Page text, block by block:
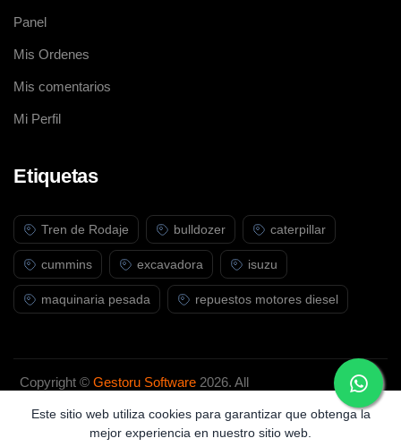
Panel
Mis Ordenes
Mis comentarios
Mi Perfil
Etiquetas
Tren de Rodaje bulldozer caterpillar
cummins excavadora isuzu
maquinaria pesada repuestos motores diesel
Copyright ©Gestoru Software 2026. All
Este sitio web utiliza cookies para garantizar que obtenga la
mejor experiencia en nuestro sitio web.